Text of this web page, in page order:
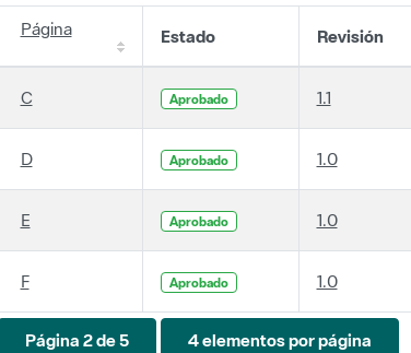
Página Estado Revisión
C Aprobado 1.1
D Aprobado 1.0
E Aprobado 1.0
F Aprobado 1.0
Página 2 de 5 4 elementos por página